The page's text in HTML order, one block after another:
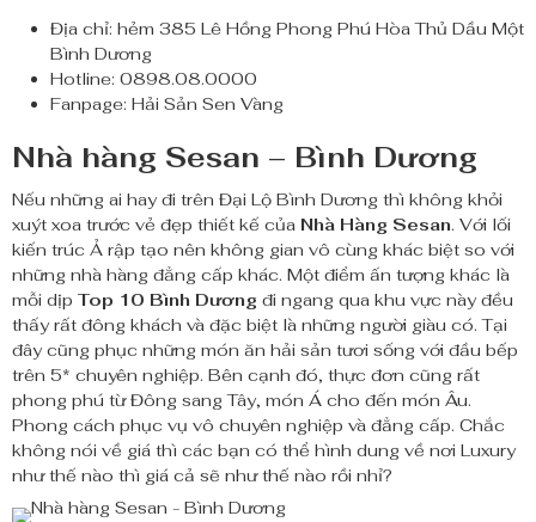
Địa chỉ: hẻm 385 Lê Hồng Phong Phú Hòa Thủ Dầu Một
Bình Dương
Hotline: 0898.08.0000
Fanpage: Hải Sản Sen Vàng
Nhà hàng Sesan – Bình Dương
Nếu những ai hay đi trên Đại Lộ Bình Dương thì không khỏi
xuýt xoa trước vẻ đẹp thiết kế của Nhà Hàng Sesan. Với lối
kiến trúc Ả rập tạo nên không gian vô cùng khác biệt so với
những nhà hàng đẳng cấp khác. Một điểm ấn tượng khác là
mỗi dịp Top 10 Bình Dương đi ngang qua khu vực này đều
thấy rất đông khách và đặc biệt là những người giàu có. Tại
đây cũng phục những món ăn hải sản tươi sống với đầu bếp
trên 5* chuyên nghiệp. Bên cạnh đó, thực đơn cũng rất
phong phú từ Đông sang Tây, món Á cho đến món Âu.
Phong cách phục vụ vô chuyên nghiệp và đẳng cấp. Chắc
không nói về giá thì các bạn có thể hình dung về nơi Luxury
như thế nào thì giá cả sẽ như thế nào rồi nhỉ?